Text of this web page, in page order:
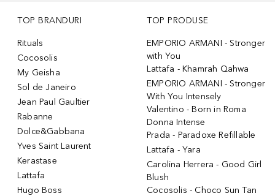
TOP BRANDURI
Rituals
Cocosolis
My Geisha
Sol de Janeiro
Jean Paul Gaultier
Rabanne
Dolce&Gabbana
Yves Saint Laurent
Kerastase
Lattafa
Hugo Boss
TOP PRODUSE
EMPORIO ARMANI - Stronger
with You
Lattafa - Khamrah Qahwa
EMPORIO ARMANI - Stronger
With You Intensely
Valentino - Born in Roma
Donna Intense
Prada - Paradoxe Refillable
Lattafa - Yara
Carolina Herrera - Good Girl
Blush
Cocosolis - Choco Sun Tan